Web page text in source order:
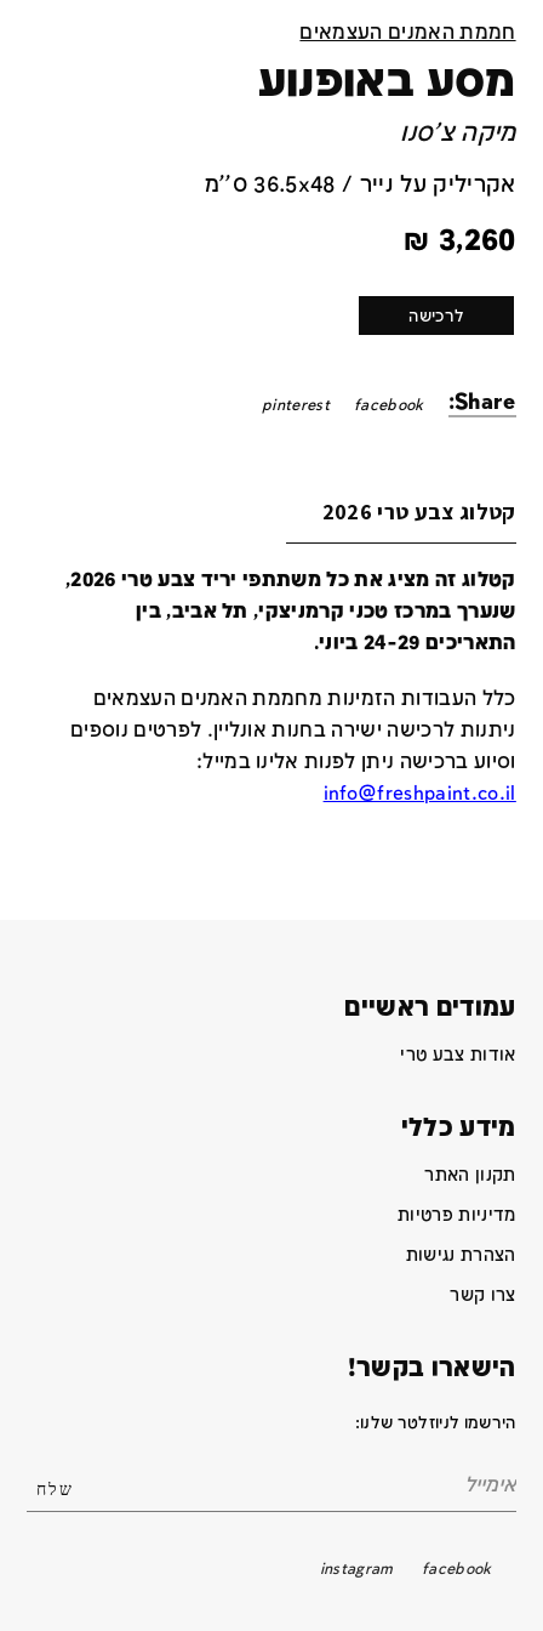
חממת האמנים העצמאים
מסע באופנוע
מיקה צ'סנו
אקריליק על נייר / 36.5x48 ס''מ
3,260
₪
לרכישה
Share:
facebook
pinterest
קטלוג צבע טרי 2026
קטלוג זה מציג את כל משתתפי יריד צבע טרי 2026,
שנערך במרכז טכני קרמניצקי, תל אביב, בין
התאריכים 24-29 ביוני.
כלל העבודות הזמינות מחממת האמנים העצמאים
ניתנות לרכישה ישירה בחנות אונליין. לפרטים נוספים
וסיוע ברכישה ניתן לפנות אלינו במייל:
info@freshpaint.co.il
עמודים ראשיים
אודות צבע טרי
מידע כללי
תקנון האתר
מדיניות פרטיות
הצהרת נגישות
צרו קשר
הישארו בקשר!
הירשמו לניוזלטר שלנו:
facebook
instagram